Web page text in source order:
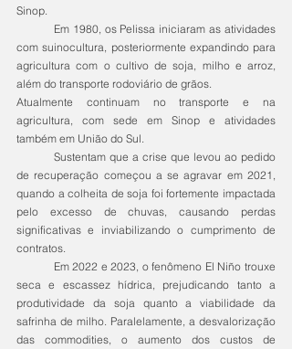
Sinop.
com suinocultura, posteriormente expandindo para
agricultura com o cultivo de soja, milho e arroz,
além do transporte rodoviário de grãos.
Atualmente continuam no transporte e na
agricultura, com sede em Sinop e atividades
também em União do Sul.
de recuperação começou a se agravar em 2021,
quando a colheita de soja foi fortemente impactada
pelo excesso de chuvas, causando perdas
significativas e inviabilizando o cumprimento de
contratos.
seca e escassez hídrica, prejudicando tanto a
produtividade da soja quanto a viabilidade da
safrinha de milho. Paralelamente, a desvalorização
das commodities, o aumento dos custos de